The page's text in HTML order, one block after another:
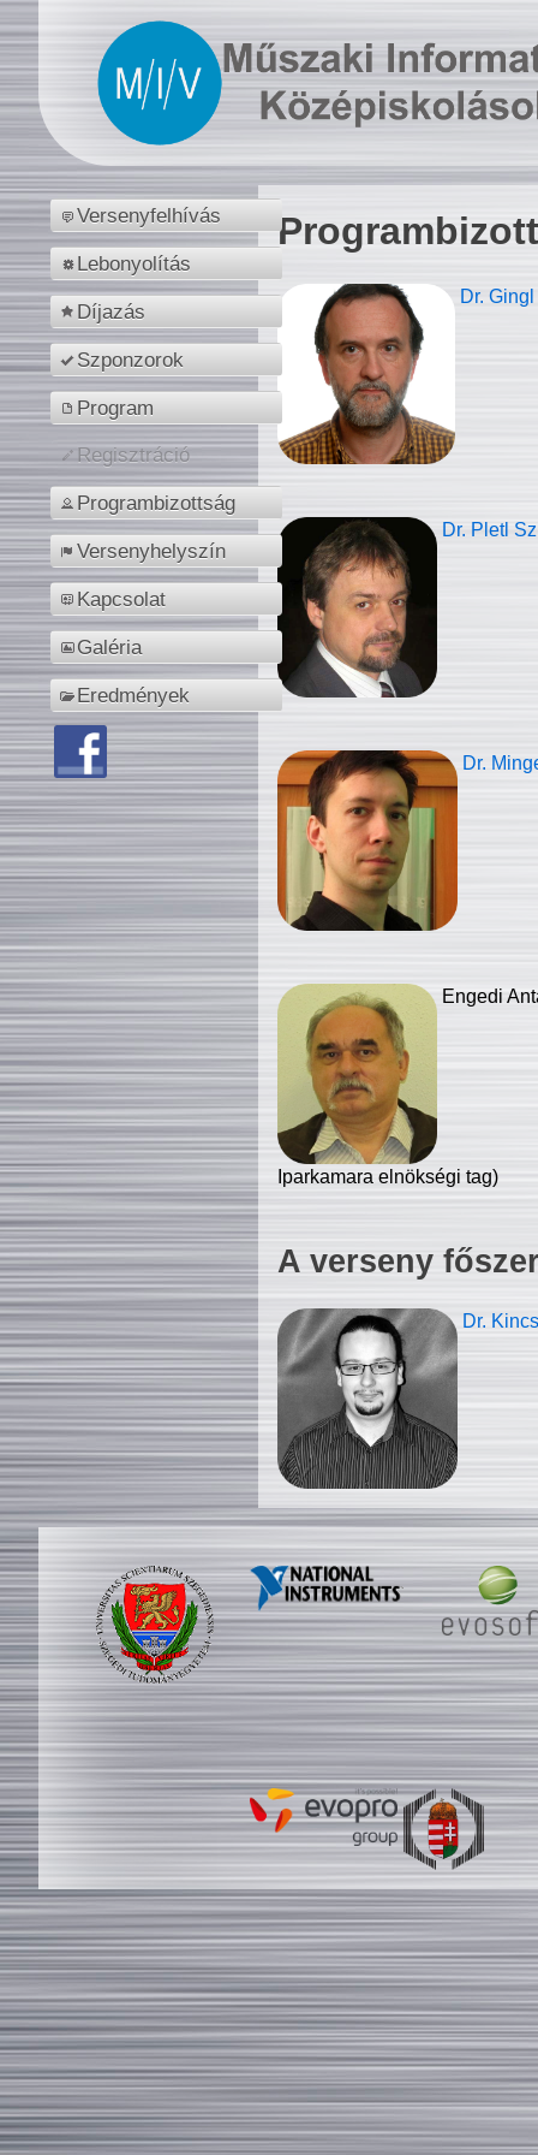
Versenyfelhívás
Lebonyolítás
Díjazás
Szponzorok
Program
Regisztráció
Programbizottság
Versenyhelyszín
Kapcsolat
Galéria
Eredmények
Dr.
Dr. Pletl
Dr.
Engedi
Iparkamara elnökségi tag)
A verseny
Dr.